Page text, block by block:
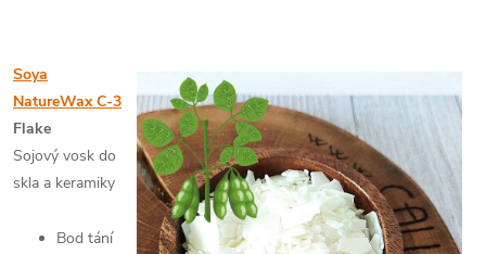
Soya
NatureWax C-3
Flake
Sojový vosk do
skla a keramiky
Bod tání